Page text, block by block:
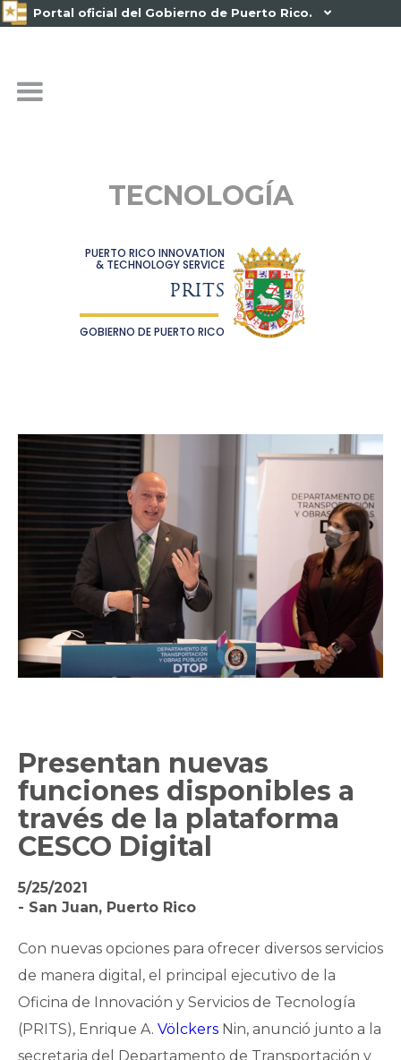
Portal oficial del Gobierno de Puerto Rico. 
TECNOLOGÍA
PUERTO RICO INNOVATION
& TECHNOLOGY SERVICE
PRITS
GOBIERNO DE PUERTO RICO
Presentan nuevas
funciones disponibles a
través de la plataforma
CESCO Digital
5/25/2021
- San Juan, Puerto Rico
Con nuevas opciones para ofrecer diversos servicios
de manera digital, el principal ejecutivo de la
Oficina de Innovación y Servicios de Tecnología
(PRITS), Enrique A. Völckers Nin, anunció junto a la
secretaria del Departamento de Transportación y